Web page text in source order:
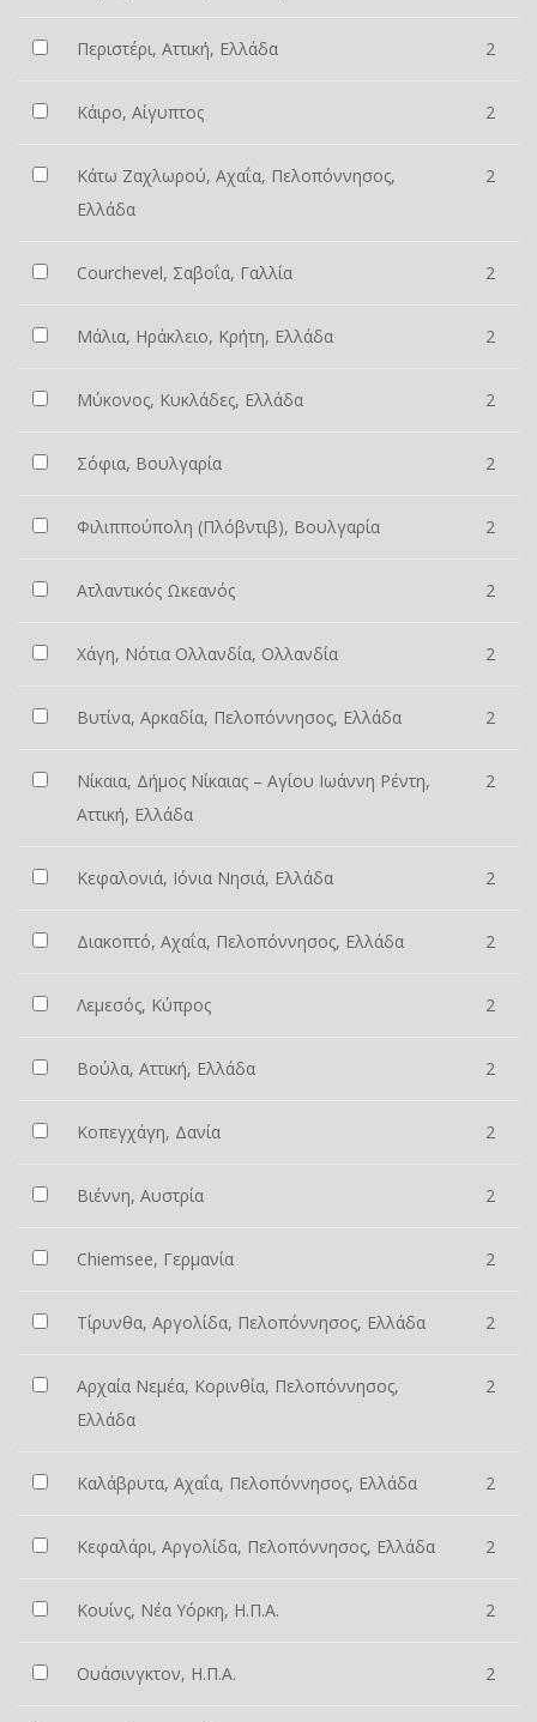
Περιστέρι, Αττική, Ελλάδα 2
Κάιρο, Αίγυπτος 2
Κάτω Ζαχλωρού, Αχαΐα, Πελοπόννησος,
Ελλάδα
2
Courchevel, Σαβοΐα, Γαλλία 2
Μάλια, Ηράκλειο, Κρήτη, Ελλάδα 2
Μύκονος, Κυκλάδες, Ελλάδα 2
Σόφια, Βουλγαρία 2
Φιλιππούπολη (Πλόβντιβ), Βουλγαρία 2
Ατλαντικός Ωκεανός 2
Χάγη, Νότια Ολλανδία, Ολλανδία 2
Βυτίνα, Αρκαδία, Πελοπόννησος, Ελλάδα 2
Νίκαια, Δήμος Νίκαιας – Αγίου Ιωάννη Ρέντη,
Αττική, Ελλάδα
2
Κεφαλονιά, Ιόνια Νησιά, Ελλάδα 2
Διακοπτό, Αχαΐα, Πελοπόννησος, Ελλάδα 2
Λεμεσός, Κύπρος 2
Βούλα, Αττική, Ελλάδα 2
Κοπεγχάγη, Δανία 2
Βιέννη, Αυστρία 2
Chiemsee, Γερμανία 2
Τίρυνθα, Αργολίδα, Πελοπόννησος, Ελλάδα 2
Αρχαία Νεμέα, Κορινθία, Πελοπόννησος,
Ελλάδα
2
Καλάβρυτα, Αχαΐα, Πελοπόννησος, Ελλάδα 2
Κεφαλάρι, Αργολίδα, Πελοπόννησος, Ελλάδα 2
Κουίνς, Νέα Υόρκη, Η.Π.Α. 2
Ουάσινγκτον, Η.Π.Α. 2